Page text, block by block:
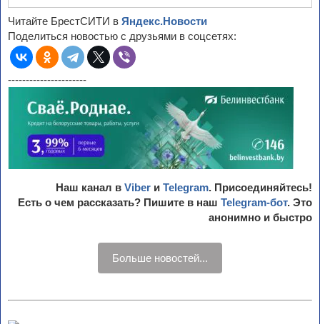
Читайте БрестСИТИ в Яндекс.Новости
Поделиться новостью с друзьями в соцсетях:
----------------------
Наш канал в Viber и Telegram. Присоединяйтесь!
Есть о чем рассказать? Пишите в наш Telegram-бот. Это
анонимно и быстро
Больше новостей...